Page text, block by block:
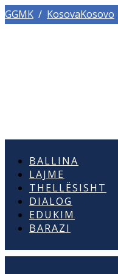
GGMK / KosovaKosovo
BALLINA
LAJME
THELLËSISHT
DIALOG
EDUKIM
BARAZI